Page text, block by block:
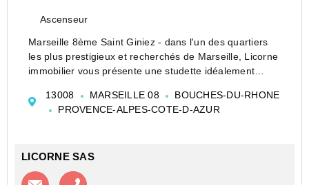
Ascenseur
Marseille 8ème Saint Giniez - dans l'un des quartiers
les plus prestigieux et recherchés de Marseille, Licorne
immobilier vous présente une studette idéalement
locatif immédiatement rentable.
13008 MARSEILLE 08
BOUCHES-DU-RHONE
PROVENCE-ALPES-COTE-D-AZUR
LICORNE SAS
Contacter l'agence